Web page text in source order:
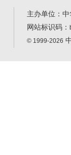
主办单位：
网站标识码：
© 1999-2026